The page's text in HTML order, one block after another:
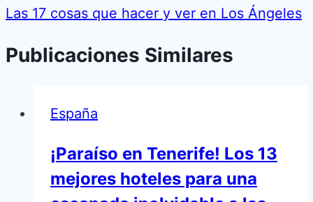
Las 17 cosas que hacer y ver en Los Ángeles
Publicaciones Similares
España
¡Paraíso en Tenerife! Los 13
mejores hoteles para una